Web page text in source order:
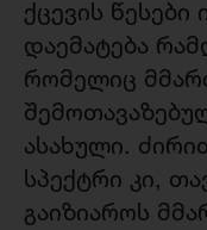
ქცევის
დაემატება
რომელიც
ასახული.
სპექტრი კი,
გაიზიაროს